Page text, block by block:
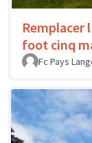
Remplacer
foot cinq
Fc Pays